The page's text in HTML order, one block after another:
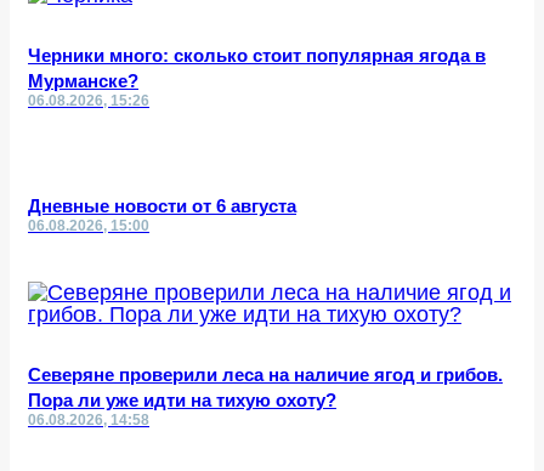
Черники много: сколько стоит популярная ягода в
Мурманске?
06.08.2026, 15:26
Дневные новости от 6 августа
06.08.2026, 15:00
Северяне проверили леса на наличие ягод и грибов.
Пора ли уже идти на тихую охоту?
06.08.2026, 14:58